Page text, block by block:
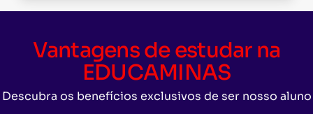
Vantagens de estudar na
EDUCAMINAS
Descubra os benefícios exclusivos de ser nosso aluno